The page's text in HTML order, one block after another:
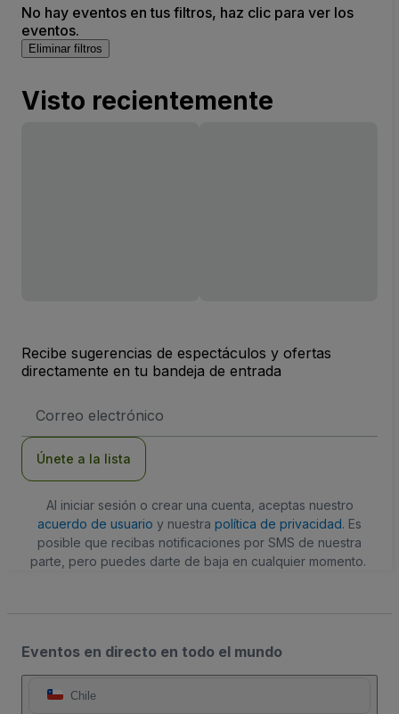
No hay eventos en tus filtros, haz clic para ver los
eventos.
Eliminar filtros
Visto recientemente
Recibe sugerencias de espectáculos y ofertas
directamente en tu bandeja de entrada
de
Únete a la lista
Al iniciar sesión o crear una cuenta, aceptas nuestro
acuerdo de usuario y nuestra política de privacidad. Es
posible que recibas notificaciones por SMS de nuestra
parte, pero puedes darte de baja en cualquier momento.
Eventos en directo en todo el mundo
Chile